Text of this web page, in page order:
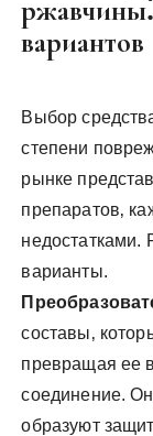
вариантов
Выбор
степени
рынке
препаратов‚
недостатками.
варианты.
составы‚
превращая ее
соединение.
образуют